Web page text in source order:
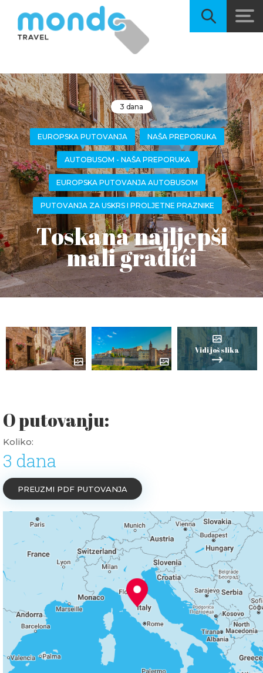
3 dana
EUROPSKA PUTOVANJA NAŠA PREPORUKA
AUTOBUSOM - NAŠA PREPORUKA
EUROPSKA PUTOVANJA AUTOBUSOM
PUTOVANJA ZA USKRS I PROLJETNE PRAZNIKE
Toskana najljepši
mali gradići
Vidi još slika
O putovanju:
Koliko:
3 dana
PREUZMI PDF PUTOVANJA